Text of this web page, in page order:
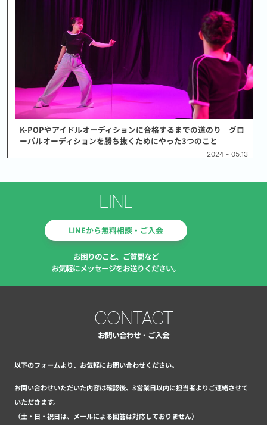
K-POPやアイドルオーディションに合格するまでの道のり│グロ
ーバルオーディションを勝ち抜くためにやった3つのこと
2024 - 05.13
LINE
LINEから無料相談・ご入会
お困りのこと、ご質問など
お気軽にメッセージをお送りください。
CONTACT
お問い合わせ・ご入会
以下のフォームより、お気軽にお問い合わせください。
お問い合わせいただいた内容は確認後、3営業日以内に担当者よりご連絡させて
いただきます。
（土・日・祝日は、メールによる回答は対応しておりません）